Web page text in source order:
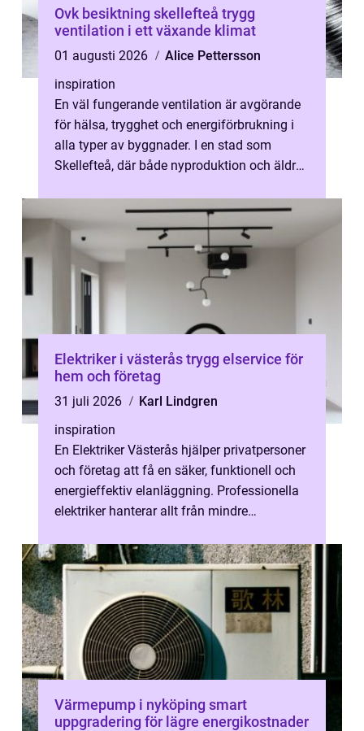
Ovk besiktning skellefteå trygg
ventilation i ett växande klimat
01 augusti 2026
Alice Pettersson
inspiration
En väl fungerande ventilation är avgörande
för hälsa, trygghet och energiförbrukning i
alla typer av byggnader. I en stad som
Skellefteå, där både nyproduktion och äldre
Elektriker i västerås trygg elservice för
hem och företag
31 juli 2026
Karl Lindgren
inspiration
En Elektriker Västerås hjälper privatpersoner
och företag att få en säker, funktionell och
energieffektiv elanläggning. Professionella
elektriker hanterar allt från mindre
Värmepump i nyköping smart
uppgradering för lägre energikostnader